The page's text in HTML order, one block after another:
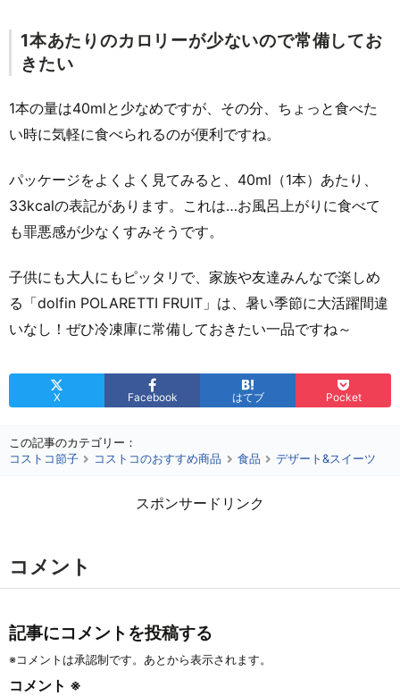
1本あたりのカロリーが少ないので常備してお
きたい
1本の量は40mlと少なめですが、その分、ちょっと食べた
い時に気軽に食べられるのが便利ですね。
パッケージをよくよく見てみると、40ml（1本）あたり、
33kcalの表記があります。これは…お風呂上がりに食べて
も罪悪感が少なくすみそうです。
子供にも大人にもピッタリで、家族や友達みんなで楽しめ
る「dolfin POLARETTI FRUIT」は、暑い季節に大活躍間違
いなし！ぜひ冷凍庫に常備しておきたい一品ですね～
X Facebook はてブ Pocket
この記事のカテゴリー：
コストコ節子
コストコのおすすめ商品 食品 デザート&スイーツ
スポンサードリンク
コメント
記事にコメントを投稿する
※コメントは承認制です。あとから表示されます。
コメント ※